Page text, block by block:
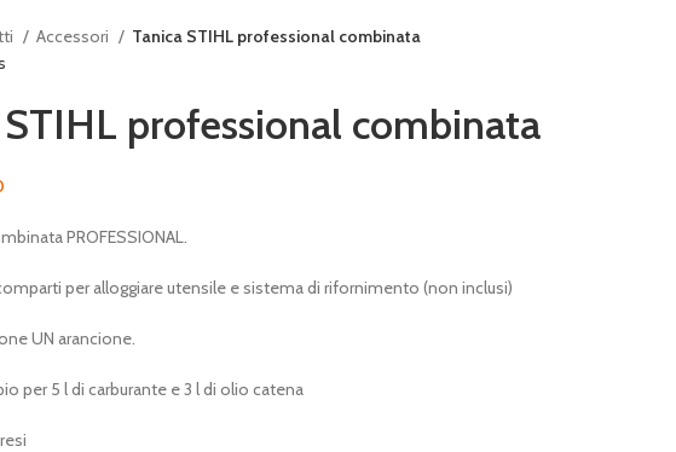
Accessori
Tanica STIHL professional combinata
professional combinata
attuale
€ 46,00.
PROFESSIONAL.
per alloggiare utensile e sistema di rifornimento (non inclusi)
UN arancione.
per 5 l di carburante e 3 l di olio catena